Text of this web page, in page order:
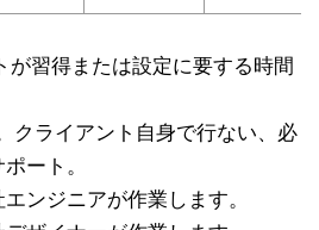
が習得または設定に要する時間
クライアント自身で行ない、必
ート。
ンジニアが作業します。